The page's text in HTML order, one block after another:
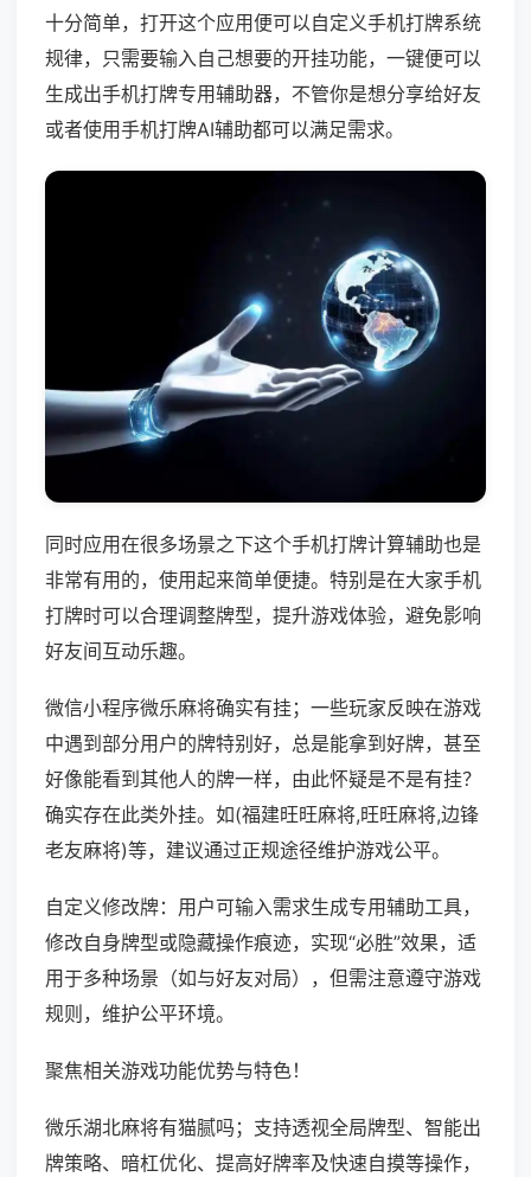
十分简单，打开这个应用便可以自定义手机打牌系统
规律，只需要输入自己想要的开挂功能，一键便可以
生成出手机打牌专用辅助器，不管你是想分享给好友
或者使用手机打牌AI辅助都可以满足需求。
同时应用在很多场景之下这个手机打牌计算辅助也是
非常有用的，使用起来简单便捷。特别是在大家手机
打牌时可以合理调整牌型，提升游戏体验，避免影响
好友间互动乐趣。
微信小程序微乐麻将确实有挂；一些玩家反映在游戏
中遇到部分用户的牌特别好，总是能拿到好牌，甚至
好像能看到其他人的牌一样，由此怀疑是不是有挂？
确实存在此类外挂。如(福建旺旺麻将,旺旺麻将,边锋
老友麻将)等，建议通过正规途径维护游戏公平。
自定义修改牌：用户可输入需求生成专用辅助工具，
修改自身牌型或隐藏操作痕迹，实现“必胜”效果，适
用于多种场景（如与好友对局），但需注意遵守游戏
规则，维护公平环境。
聚焦相关游戏功能优势与特色！
微乐湖北麻将有猫腻吗；支持透视全局牌型、智能出
牌策略、暗杠优化、提高好牌率及快速自摸等操作，